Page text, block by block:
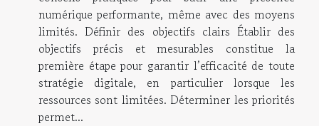
numérique performante, même avec des moyens
limités. Définir des objectifs clairs Établir des
objectifs précis et mesurables constitue la
première étape pour garantir l’efficacité de toute
stratégie digitale, en particulier lorsque les
ressources sont limitées. Déterminer les priorités
permet...